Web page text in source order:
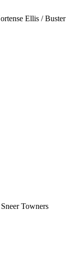
Ellis / Buster
Towners